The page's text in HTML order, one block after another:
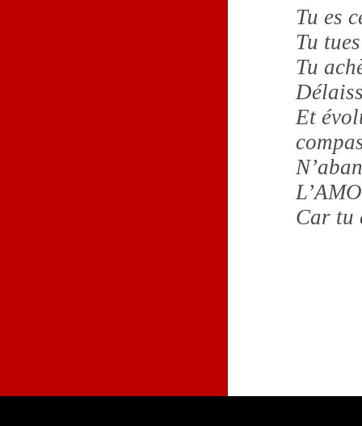
Tu es
Tu
Tu
Et
Car tu